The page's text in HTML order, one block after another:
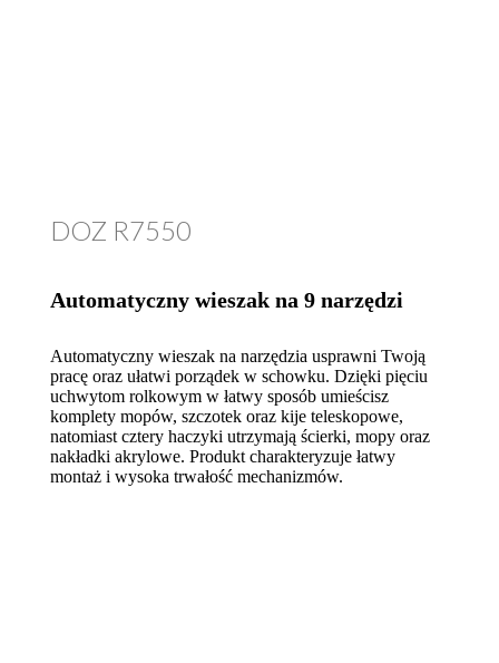
DOZ R7550
Automatyczny wieszak na 9 narzędzi
Automatyczny wieszak na narzędzia usprawni Twoją
pracę oraz ułatwi porządek w schowku. Dzięki pięciu
uchwytom rolkowym w łatwy sposób umieścisz
komplety mopów, szczotek oraz kije teleskopowe,
natomiast cztery haczyki utrzymają ścierki, mopy oraz
nakładki akrylowe. Produkt charakteryzuje łatwy
montaż i wysoka trwałość mechanizmów.